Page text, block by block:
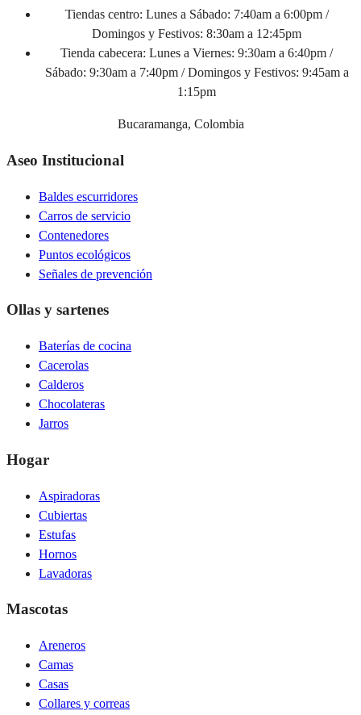
Tiendas centro: Lunes a Sábado: 7:40am a 6:00pm /
Domingos y Festivos: 8:30am a 12:45pm
Tienda cabecera: Lunes a Viernes: 9:30am a 6:40pm /
Sábado: 9:30am a 7:40pm / Domingos y Festivos: 9:45am a
1:15pm
Bucaramanga, Colombia
Aseo Institucional
Baldes escurridores
Carros de servicio
Contenedores
Puntos ecológicos
Señales de prevención
Ollas y sartenes
Baterías de cocina
Cacerolas
Calderos
Chocolateras
Jarros
Hogar
Aspiradoras
Cubiertas
Estufas
Hornos
Lavadoras
Mascotas
Areneros
Camas
Casas
Collares y correas